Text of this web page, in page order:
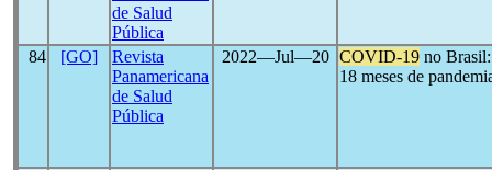
de Salud
Pública
84 [GO]
Revista
Panamericana
de Salud
Pública
2022―Jul―20 COVID-19 no Brasil:
18 meses de